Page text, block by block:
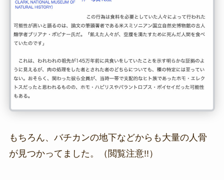
もちろん、バチカンの地下などからも大量の人骨
が見つかってました。（閲覧注意!!）